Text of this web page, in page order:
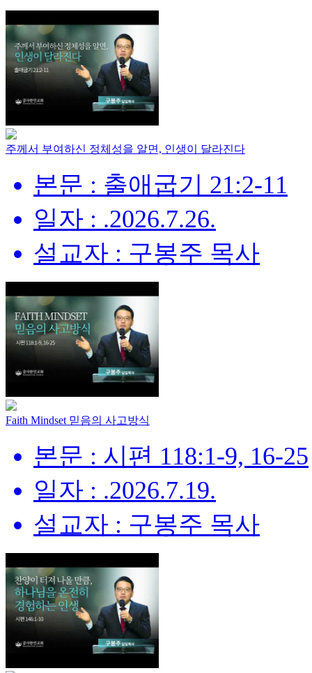
주께서 부여하신 정체성을 알면, 인생이 달라진다
본문 : 출애굽기 21:2-11
일자 : .2026.7.26.
설교자 : 구봉주 목사
Faith Mindset 믿음의 사고방식
본문 : 시편 118:1-9, 16-25
일자 : .2026.7.19.
설교자 : 구봉주 목사